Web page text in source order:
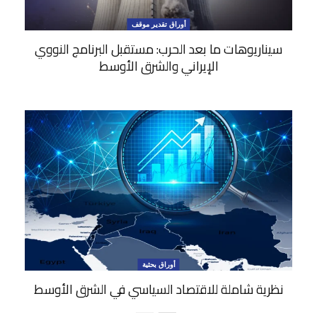
أوراق تقدير موقف
سيناريوهات ما بعد الحرب: مستقبل البرنامج النووي
الإيراني والشرق الأوسط
أوراق بحثية
نظرية شاملة للاقتصاد السياسي في الشرق الأوسط